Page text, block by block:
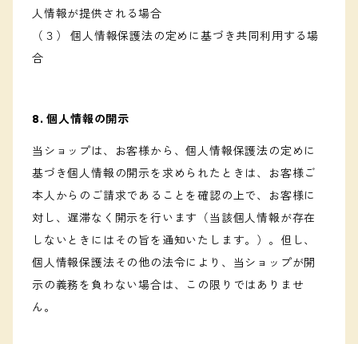
人情報が提供される場合
（３） 個人情報保護法の定めに基づき共同利用する場
合
8. 個人情報の開示
当ショップは、お客様から、個人情報保護法の定めに
基づき個人情報の開示を求められたときは、お客様ご
本人からのご請求であることを確認の上で、お客様に
対し、遅滞なく開示を行います（当該個人情報が存在
しないときにはその旨を通知いたします。）。但し、
個人情報保護法その他の法令により、当ショップが開
示の義務を負わない場合は、この限りではありませ
ん。